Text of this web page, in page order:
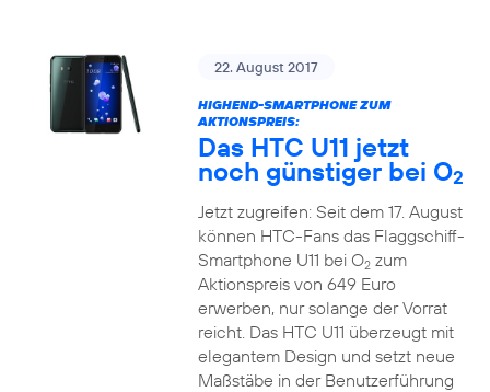
22. August 2017
HIGHEND-SMARTPHONE ZUM
AKTIONSPREIS:
Das HTC U11 jetzt
noch günstiger bei O2
Jetzt zugreifen: Seit dem 17. August
können HTC-Fans das Flaggschiff-
Smartphone U11 bei O2zum
Aktionspreis von 649 Euro
erwerben, nur solange der Vorrat
reicht. Das HTC U11 überzeugt mit
elegantem Design und setzt neue
Maßstäbe in der Benutzerführung